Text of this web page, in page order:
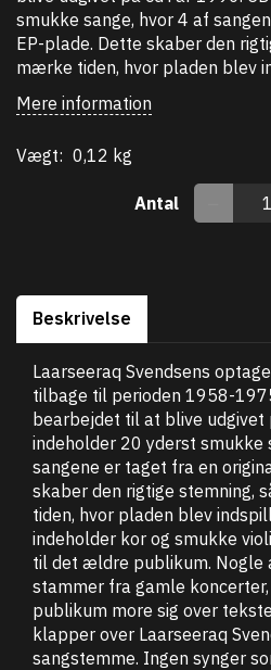
smukke sange, hvor 4 af
EP-plade. Dette skaber den
mærke tiden, hvor pladen blev
Mere information
Vægt: 0,12 kg
Antal
Beskrivelse
Laarseeraq Svendsens
tilbage til perioden 1958-
bearbejdet til at blive udgivet
indeholder 20 yderst smukke
sangene er taget fra en
skaber den rigtige stemning,
tiden, hvor pladen blev
indeholder kor og smukke
til det ældre publikum. Nogle
stammer fra gamle
publikum more sig over
klapper over Laarseeraq
sangstemme. Ingen synger